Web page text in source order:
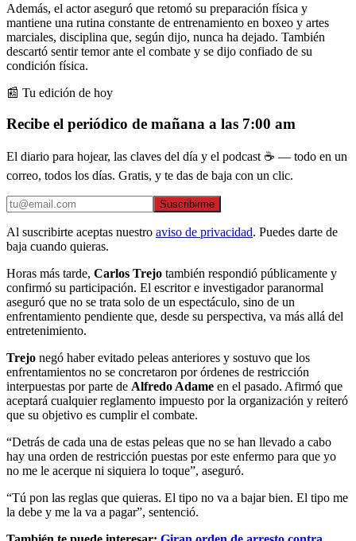
Además, el actor aseguró que retomó su preparación física y
mantiene una rutina constante de entrenamiento en boxeo y artes
marciales, disciplina que, según dijo, nunca ha dejado. También
descartó sentir temor ante el combate y se dijo confiado de su
condición física.
📰 Tu edición de hoy
Recibe el periódico de mañana a las 7:00 am
El diario para hojear, las claves del día y el podcast ☕ — todo en un
correo, todos los días. Gratis, y te das de baja con un clic.
Suscribirme
Al suscribirte aceptas nuestro aviso de privacidad. Puedes darte de
baja cuando quieras.
Horas más tarde, Carlos Trejo también respondió públicamente y
confirmó su participación. El escritor e investigador paranormal
aseguró que no se trata solo de un espectáculo, sino de un
enfrentamiento pendiente que, desde su perspectiva, va más allá del
entretenimiento.
Trejo negó haber evitado peleas anteriores y sostuvo que los
enfrentamientos no se concretaron por órdenes de restricción
interpuestas por parte de Alfredo Adame en el pasado. Afirmó que
aceptará cualquier reglamento impuesto por la organización y reiteró
que su objetivo es cumplir el combate.
“Detrás de cada una de estas peleas que no se han llevado a cabo
hay una orden de restricción puestas por este enfermo para que yo
no me le acerque ni siquiera lo toque”, aseguró.
“Tú pon las reglas que quieras. El tipo no va a bajar bien. El tipo me
la debe y me la va a pagar”, sentenció.